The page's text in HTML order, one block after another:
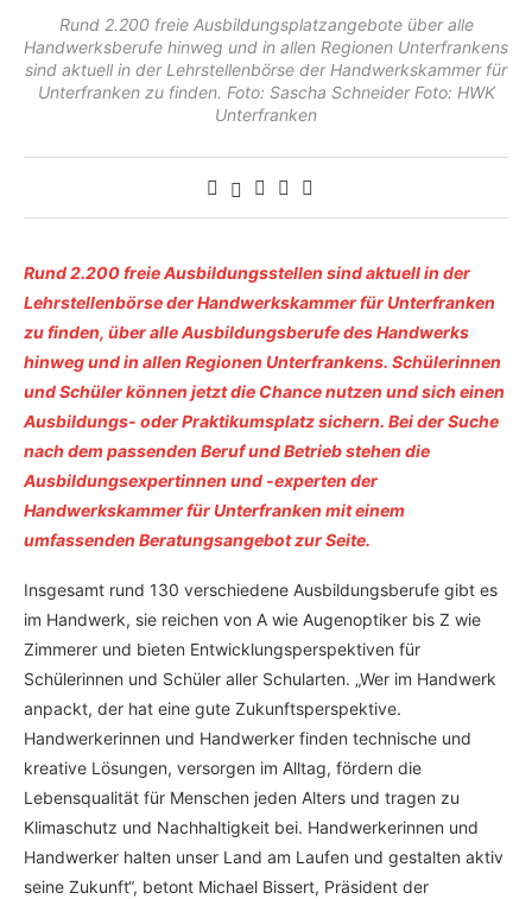
Rund 2.200 freie Ausbildungsplatzangebote über alle
Handwerksberufe hinweg und in allen Regionen Unterfrankens
sind aktuell in der Lehrstellenbörse der Handwerkskammer für
Unterfranken zu finden. Foto: Sascha Schneider Foto: HWK
Unterfranken
Rund 2.200 freie Ausbildungsstellen sind aktuell in der
Lehrstellenbörse der Handwerkskammer für Unterfranken
zu finden, über alle Ausbildungsberufe des Handwerks
hinweg und in allen Regionen Unterfrankens. Schülerinnen
und Schüler können jetzt die Chance nutzen und sich einen
Ausbildungs- oder Praktikumsplatz sichern. Bei der Suche
nach dem passenden Beruf und Betrieb stehen die
Ausbildungsexpertinnen und -experten der
Handwerkskammer für Unterfranken mit einem
umfassenden Beratungsangebot zur Seite.
Insgesamt rund 130 verschiedene Ausbildungsberufe gibt es
im Handwerk, sie reichen von A wie Augenoptiker bis Z wie
Zimmerer und bieten Entwicklungsperspektiven für
Schülerinnen und Schüler aller Schularten. „Wer im Handwerk
anpackt, der hat eine gute Zukunftsperspektive.
Handwerkerinnen und Handwerker finden technische und
kreative Lösungen, versorgen im Alltag, fördern die
Lebensqualität für Menschen jeden Alters und tragen zu
Klimaschutz und Nachhaltigkeit bei. Handwerkerinnen und
Handwerker halten unser Land am Laufen und gestalten aktiv
seine Zukunft“, betont Michael Bissert, Präsident der